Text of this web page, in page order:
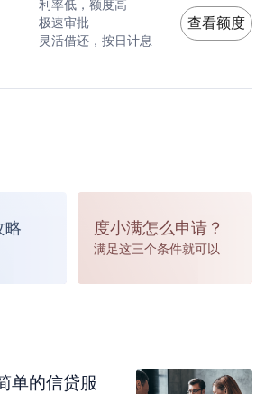
需要担风险的，持卡人的工作、
利率低，额度高
极速审批
灵活借还，按日计息
查看额度
略 度小满怎么申请？
满足这三个条件就可以
单的信贷服